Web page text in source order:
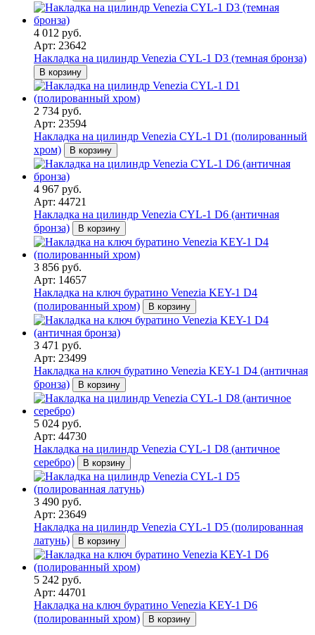
4 012 руб.
Арт: 23642
Накладка на цилиндр Venezia CYL-1 D3 (темная бронза)
В корзину
2 734 руб.
Арт: 23594
Накладка на цилиндр Venezia CYL-1 D1 (полированный
хром)
В корзину
4 967 руб.
Арт: 44721
Накладка на цилиндр Venezia CYL-1 D6 (античная
бронза)
В корзину
3 856 руб.
Арт: 14657
Накладка на ключ буратино Venezia KEY-1 D4
(полированный хром)
В корзину
3 471 руб.
Арт: 23499
Накладка на ключ буратино Venezia KEY-1 D4 (античная
бронза)
В корзину
5 024 руб.
Арт: 44730
Накладка на цилиндр Venezia CYL-1 D8 (античное
серебро)
В корзину
3 490 руб.
Арт: 23649
Накладка на цилиндр Venezia CYL-1 D5 (полированная
латунь)
В корзину
5 242 руб.
Арт: 44701
Накладка на ключ буратино Venezia KEY-1 D6
(полированный хром)
В корзину